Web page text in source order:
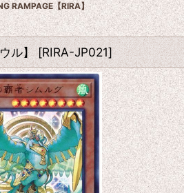
RAMPAGE【RIRA】
ル】 [RIRA-JP021]